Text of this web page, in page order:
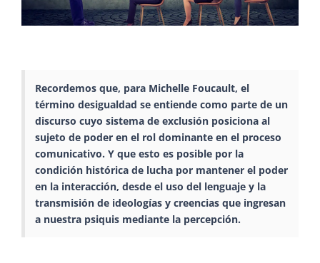
Recordemos que, para Michelle Foucault, el
término desigualdad se entiende como parte de un
discurso cuyo sistema de exclusión posiciona al
sujeto de poder en el rol dominante en el proceso
comunicativo. Y que esto es posible por la
condición histórica de lucha por mantener el poder
en la interacción, desde el uso del lenguaje y la
transmisión de ideologías y creencias que ingresan
a nuestra psiquis mediante la percepción.